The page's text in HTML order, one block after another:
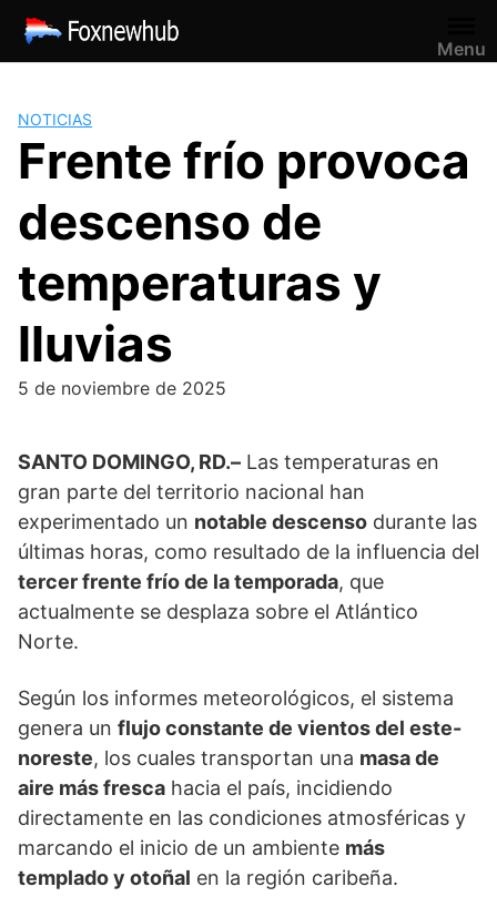
Saltar
contenido
Menu
NOTICIAS
Frente frío provoca
descenso de
temperaturas y
lluvias
5 de noviembre de 2025
SANTO DOMINGO, RD.– Las temperaturas en
gran parte del territorio nacional han
experimentado un notable descenso durante las
últimas horas, como resultado de la influencia del
tercer frente frío de la temporada, que
actualmente se desplaza sobre el Atlántico
Norte.
Según los informes meteorológicos, el sistema
genera un flujo constante de vientos del este-
noreste, los cuales transportan una masa de
aire más fresca hacia el país, incidiendo
directamente en las condiciones atmosféricas y
marcando el inicio de un ambiente más
templado y otoñal en la región caribeña.